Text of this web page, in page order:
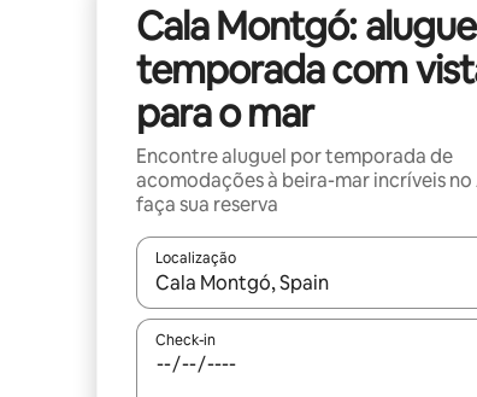
Cala Montgó:
temporada com
para o mar
Encontre aluguel por temporada de
acomodações à beira-mar incríveis no
faça sua reserva
Localização
Quando os resultados estiverem
Check-in